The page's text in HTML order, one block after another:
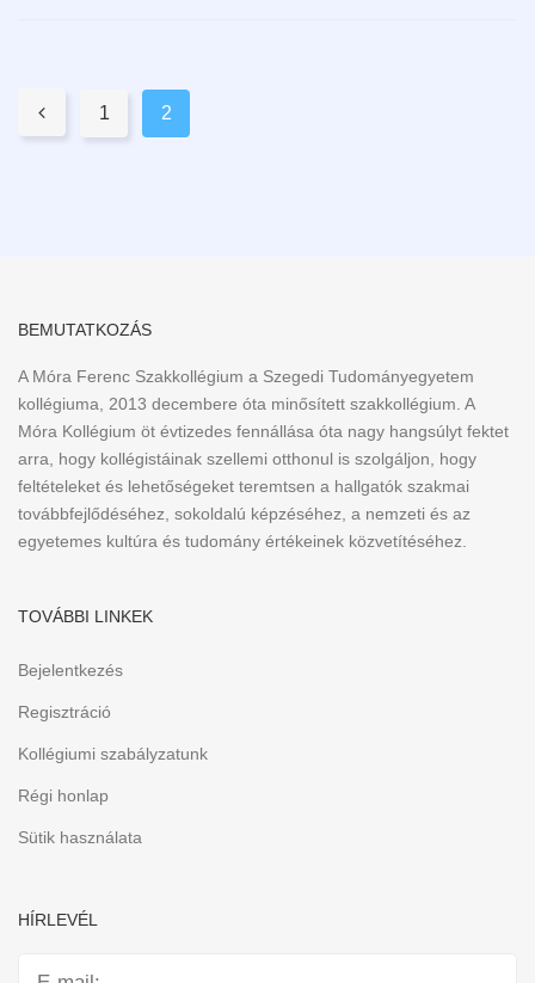
Pages:
 1 2
BEMUTATKOZÁS
A Móra Ferenc Szakkollégium a Szegedi Tudományegyetem
kollégiuma, 2013 decembere óta minősített szakkollégium. A
Móra Kollégium öt évtizedes fennállása óta nagy hangsúlyt fektet
arra, hogy kollégistáinak szellemi otthonul is szolgáljon, hogy
feltételeket és lehetőségeket teremtsen a hallgatók szakmai
továbbfejlődéséhez, sokoldalú képzéséhez, a nemzeti és az
egyetemes kultúra és tudomány értékeinek közvetítéséhez.
TOVÁBBI LINKEK
Bejelentkezés
Regisztráció
Kollégiumi szabályzatunk
Régi honlap
Sütik használata
HÍRLEVÉL